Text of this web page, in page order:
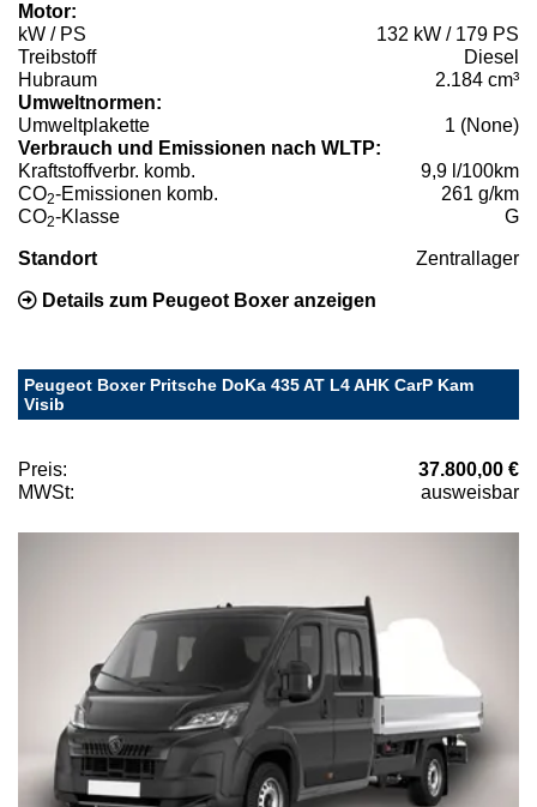
Motor:
kW / PS
132 kW / 179 PS
Treibstoff
Diesel
Hubraum
2.184 cm³
Umweltnormen:
Umweltplakette
1 (None)
Verbrauch und Emissionen nach WLTP:
Kraftstoffverbr. komb.
9,9 l/100km
CO2-Emissionen komb.
261 g/km
CO2-Klasse G
Standort Zentrallager
Details zum Peugeot Boxer anzeigen
Peugeot Boxer Pritsche DoKa 435 AT L4 AHK CarP Kam
Visib
Preis:
37.800,00 €
MWSt:
ausweisbar